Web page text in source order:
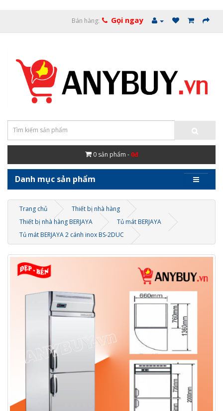
Bán hàng: Gọi ngay
0 sản phẩm - 0đ
Danh mục sản phẩm
Trang chủ
Thiết bị nhà hàng
Thiết bị nhà hàng BERJAYA
Tủ mát BERJAYA
Tủ mát BERJAYA 2 cánh inox BS-2DUC